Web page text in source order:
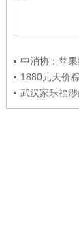
中消协：苹
1880元天价
武汉家乐福